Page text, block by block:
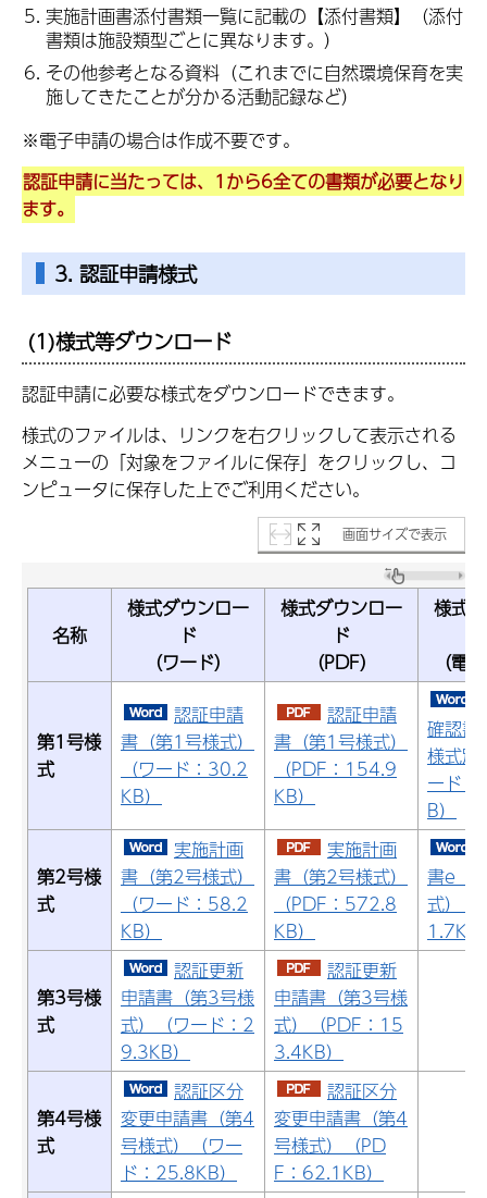
実施計画書添付書類一覧に記載の【添付書類】（添付
書類は施設類型ごとに異なります。）
その他参考となる資料（これまでに自然環境保育を実
施してきたことが分かる活動記録など）
※電子申請の場合は作成不要です。
認証申請に当たっては、1から6全ての書類が必要となり
ます。
3. 認証申請様式
(1)様式等ダウンロード
認証申請に必要な様式をダウンロードできます。
様式のファイルは、リンクを右クリックして表示される
メニューの「対象をファイルに保存」をクリックし、コ
ンピュータに保存した上でご利用ください。
画面サイズで表示
名称
様式ダウンロー
ド
（ワード）
様式ダウンロー
ド
（PDF）
様式
（電
第1号様
式
認証申請
書（第1号様式）
（ワード：30.2
KB）
認証申請
書（第1号様式）
（PDF：154.9
KB）
確認書
様式別
ード
B）
第2号様
式
実施計画
書（第2号様式）
（ワード：58.2
KB）
実施計画
書（第2号様式）
（PDF：572.8
KB）
書e（
式）（
1.7KB
第3号様
式
認証更新
申請書（第3号様
式）（ワード：2
9.3KB）
認証更新
申請書（第3号様
式）（PDF：15
3.4KB）
第4号様
式
認証区分
変更申請書（第4
号様式）（ワー
ド：25.8KB）
認証区分
変更申請書（第4
号様式）（PD
F：62.1KB）